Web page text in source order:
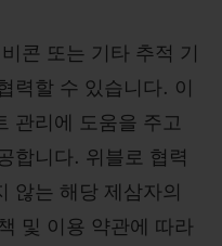
콘 또는 기타 추적 기
력할 수 있습니다. 이
관리에 도움을 주고
합니다. 위블로 협력
않는 해당 제삼자의
및 이용 약관에 따라